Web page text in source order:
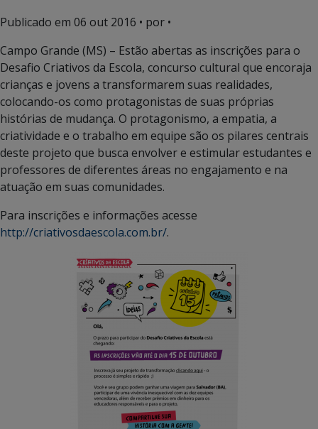
Publicado em 06 out 2016 • por •
Campo Grande (MS) – Estão abertas as inscrições para o
Desafio Criativos da Escola, concurso cultural que encoraja
crianças e jovens a transformarem suas realidades,
colocando-os como protagonistas de suas próprias
histórias de mudança. O protagonismo, a empatia, a
criatividade e o trabalho em equipe são os pilares centrais
deste projeto que busca envolver e estimular estudantes e
professores de diferentes áreas no engajamento e na
atuação em suas comunidades.
Para inscrições e informações acesse
http://criativosdaescola.com.br/.